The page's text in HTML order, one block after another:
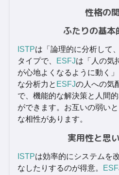
性格の
ふたりの基本
ISTPは「論理的に分析して
タイプで、
ESFJは「人の気
が心地よくなるように動く」
な分析力と ESFJの人への気
で、機能的な解決策と人間
ができます。お互いの弱い
な相性があります。
実用性と思
ISTPは効率的にシステムを
なしたりするのが得意。